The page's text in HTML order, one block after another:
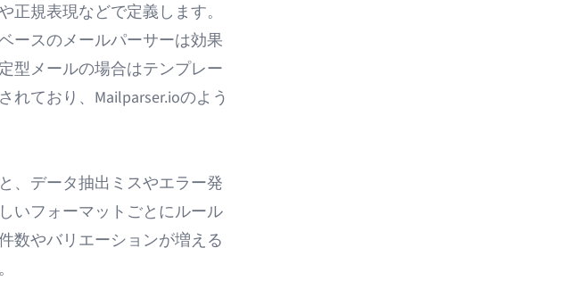
規表現などで定義します。
ースのメールパーサーは効果
型メールの場合はテンプレー
れており、Mailparser.ioのよう
、データ抽出ミスやエラー発
いフォーマットごとにルール
数やバリエーションが増える